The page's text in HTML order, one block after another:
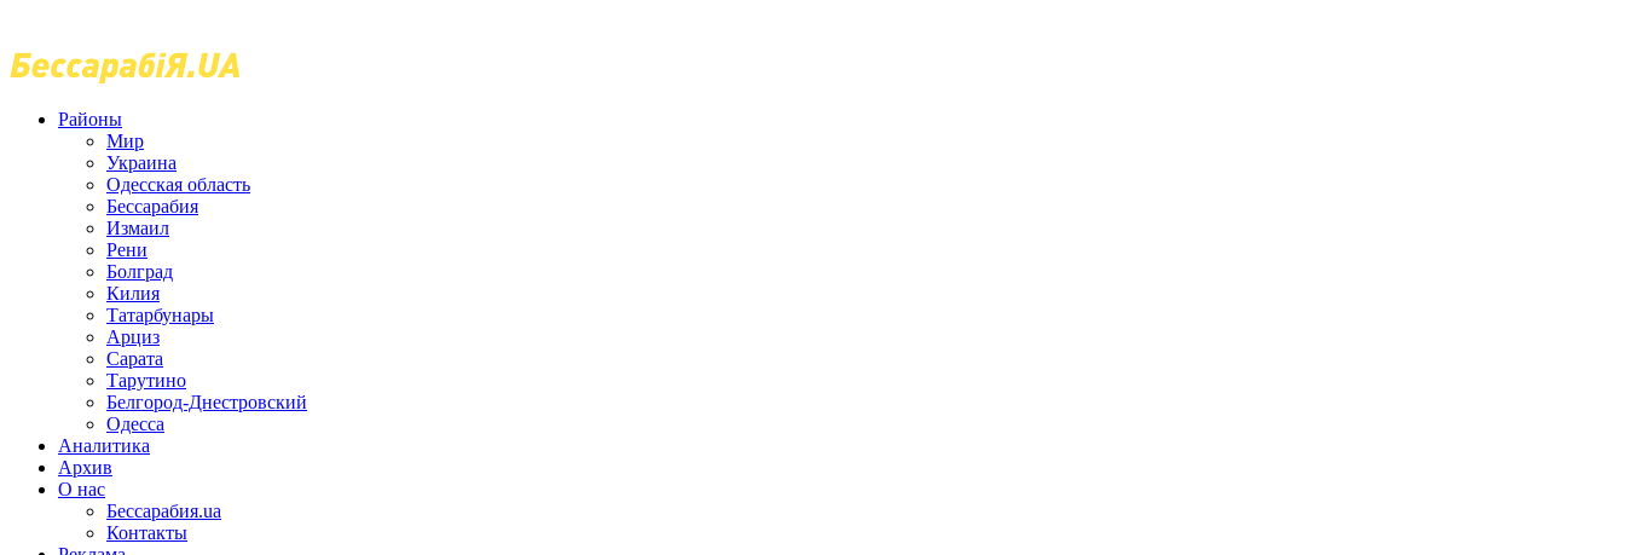
Районы
Мир
Украина
Одесская область
Бессарабия
Измаил
Рени
Болград
Килия
Татарбунары
Арциз
Сарата
Тарутино
Белгород-Днестровский
Одесса
Аналитика
Архив
О нас
Бессарабия.ua
Контакты